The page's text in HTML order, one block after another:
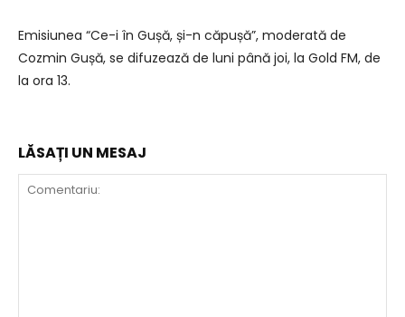
Emisiunea “Ce-i în Gușă, și-n căpușă”, moderată de
Cozmin Gușă, se difuzează de luni până joi, la Gold FM, de
la ora 13.
LĂSAȚI UN MESAJ